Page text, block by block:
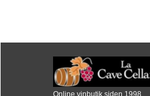
Online vinbutik siden 1998